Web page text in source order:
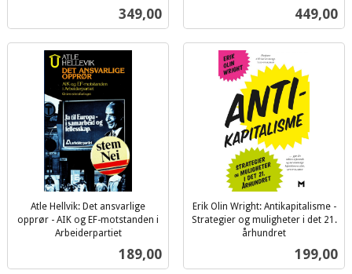
Pris
349,00 Pris
449,00
Atle Hellvik: Det ansvarlige
opprør - AIK og EF-motstanden i
Arbeiderpartiet
Pris
189,00
Erik Olin Wright: Antikapitalisme -
Strategier og muligheter i det 21.
århundret
Pris
199,00